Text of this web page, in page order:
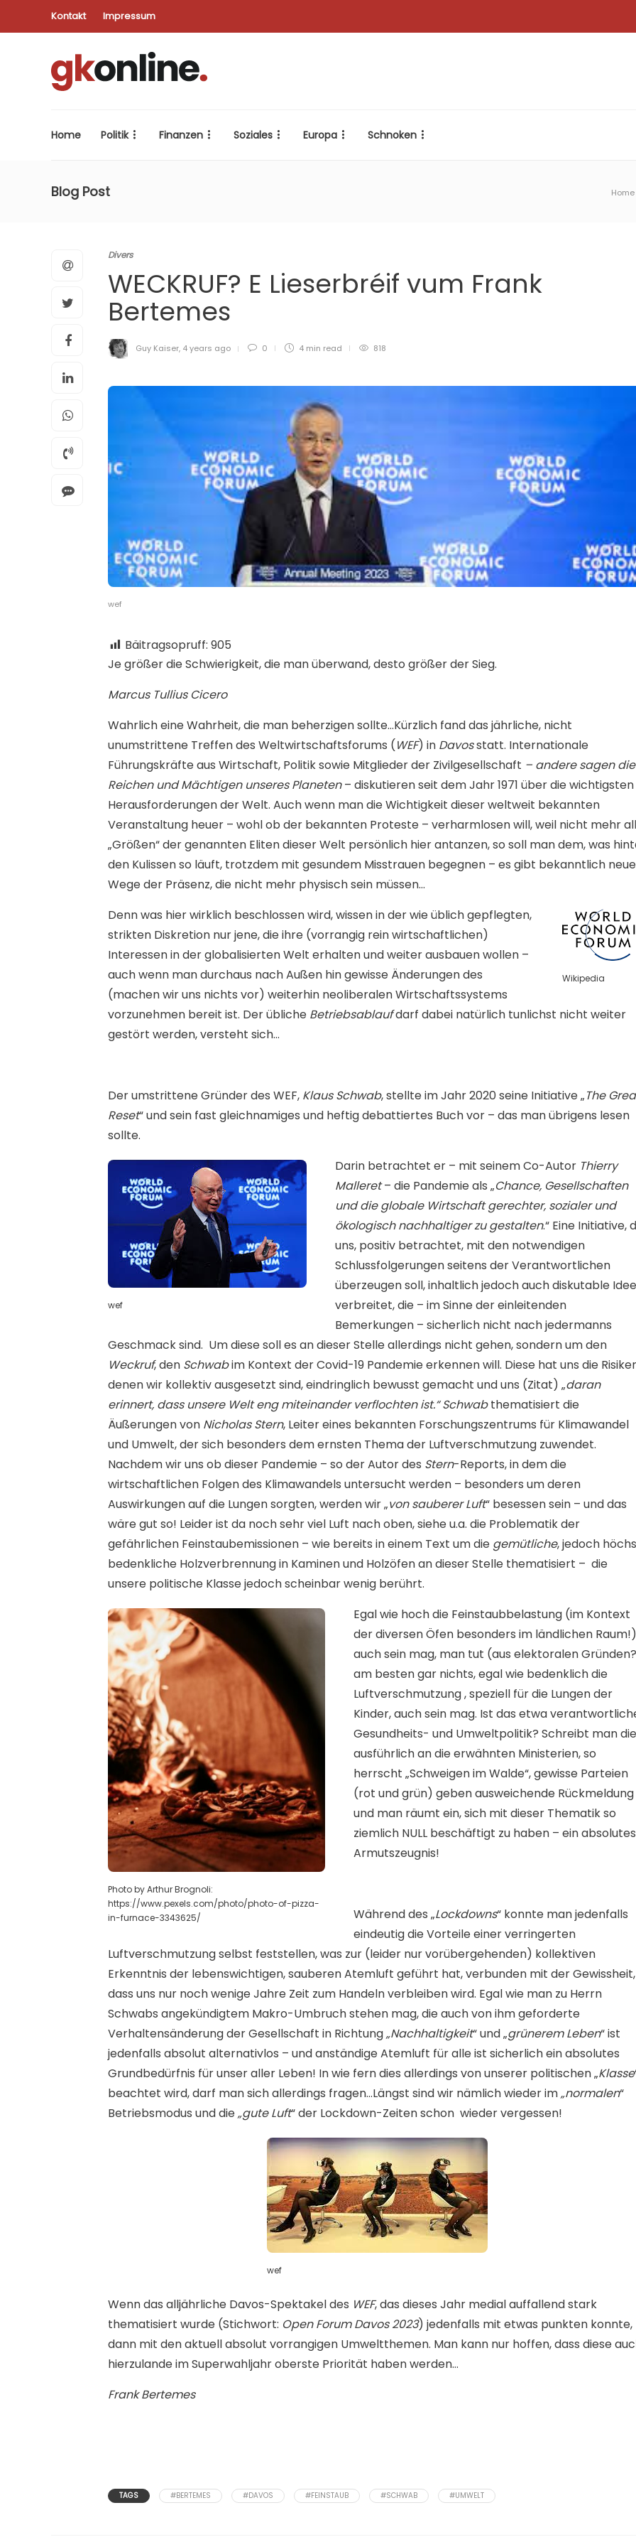
Kontakt Impressum
Home Politik Finanzen Soziales Europa Schnoken
Blog Post Home
Divers
WECKRUF? E Lieserbréif vum Frank
Bertemes
Guy Kaiser, 4 years ago 0 4 min read 818
wef
Bäitragsopruff: 905
Je größer die Schwierigkeit, die man überwand, desto größer der Sieg.
Marcus Tullius Cicero
Wahrlich eine Wahrheit, die man beherzigen sollte…Kürzlich fand das jährliche, nicht
unumstrittene Treffen des Weltwirtschaftsforums (WEF) in Davosstatt. Internationale
Führungskräfte aus Wirtschaft, Politik sowie Mitglieder der Zivilgesellschaft – andere sagen die
Reichen und Mächtigen unseres Planeten– diskutieren seit dem Jahr 1971 über die wichtigsten
Herausforderungen der Welt. Auch wenn man die Wichtigkeit dieser weltweit bekannten
Veranstaltung heuer – wohl ob der bekannten Proteste – verharmlosen will, weil nicht mehr
„Größen“ der genannten Eliten dieser Welt persönlich hier antanzen, so soll man dem, was
den Kulissen so läuft, trotzdem mit gesundem Misstrauen begegnen – es gibt bekanntlich neue
Wege der Präsenz, die nicht mehr physisch sein müssen…
Wikipedia
Denn was hier wirklich beschlossen wird, wissen in der wie üblich gepflegten,
strikten Diskretion nur jene, die ihre (vorrangig rein wirtschaftlichen)
Interessen in der globalisierten Welt erhalten und weiter ausbauen wollen –
auch wenn man durchaus nach Außen hin gewisse Änderungen des
(machen wir uns nichts vor) weiterhin neoliberalen Wirtschaftssystems
vorzunehmen bereit ist. Der übliche Betriebsablaufdarf dabei natürlich tunlichst nicht weiter
gestört werden, versteht sich…
Der umstrittene Gründer des WEF, Klaus Schwab, stellte im Jahr 2020 seine Initiative „The
Reset“ und sein fast gleichnamiges und heftig debattiertes Buch vor – das man übrigens lesen
sollte.
wef
Darin betrachtet er – mit seinem Co-Autor Thierry
Malleret– die Pandemie als „Chance, Gesellschaften
und die globale Wirtschaft gerechter, sozialer und
ökologisch nachhaltiger zu gestalten.“ Eine Initiative,
uns, positiv betrachtet, mit den notwendigen
Schlussfolgerungen seitens der Verantwortlichen
überzeugen soll, inhaltlich jedoch auch diskutable
verbreitet, die – im Sinne der einleitenden
Bemerkungen – sicherlich nicht nach jedermanns
Geschmack sind. Um diese soll es an dieser Stelle allerdings nicht gehen, sondern um den
Weckruf, den Schwabim Kontext der Covid-19 Pandemie erkennen will. Diese hat uns die
denen wir kollektiv ausgesetzt sind, eindringlich bewusst gemacht und uns (Zitat) „daran
erinnert, dass unsere Welt eng miteinander verflochten ist.“ Schwabthematisiert die
Äußerungen von Nicholas Stern, Leiter eines bekannten Forschungszentrums für Klimawandel
und Umwelt, der sich besonders dem ernsten Thema der Luftverschmutzung zuwendet.
Nachdem wir uns ob dieser Pandemie – so der Autor des Stern-Reports, in dem die
wirtschaftlichen Folgen des Klimawandels untersucht werden – besonders um deren
Auswirkungen auf die Lungen sorgten, werden wir „von sauberer Luft“ besessen sein – und das
wäre gut so! Leider ist da noch sehr viel Luft nach oben, siehe u.a. die Problematik der
gefährlichen Feinstaubemissionen – wie bereits in einem Text um die gemütliche, jedoch
bedenkliche Holzverbrennung in Kaminen und Holzöfen an dieser Stelle thematisiert – die
unsere politische Klasse jedoch scheinbar wenig berührt.
Photo by Arthur Brognoli:
https://www.pexels.com/photo/photo-of-pizza-
in-furnace-3343625/
Egal wie hoch die Feinstaubbelastung (im Kontext
der diversen Öfen besonders im ländlichen Raum!)
auch sein mag, man tut (aus elektoralen
am besten gar nichts, egal wie bedenklich die
Luftverschmutzung , speziell für die Lungen der
Kinder, auch sein mag. Ist das etwa
Gesundheits- und Umweltpolitik? Schreibt man
ausführlich an die erwähnten Ministerien, so
herrscht „Schweigen im Walde“, gewisse Parteien
(rot und grün) geben ausweichende Rückmeldung
und man räumt ein, sich mit dieser Thematik so
ziemlich NULL beschäftigt zu haben – ein absolutes
Armutszeugnis!
Während des „Lockdowns“ konnte man jedenfalls
eindeutig die Vorteile einer verringerten
Luftverschmutzung selbst feststellen, was zur (leider nur vorübergehenden) kollektiven
Erkenntnis der lebenswichtigen, sauberen Atemluft geführt hat, verbunden mit der Gewissheit,
dass uns nur noch wenige Jahre Zeit zum Handeln verbleiben wird. Egal wie man zu Herrn
Schwabs angekündigtem Makro-Umbruch stehen mag, die auch von ihm geforderte
Verhaltensänderung der Gesellschaft in Richtung„Nachhaltigkeit“ und „grünerem Leben“ ist
jedenfalls absolut alternativlos – und anständige Atemluft für alle ist sicherlich ein absolutes
Grundbedürfnis für unser aller Leben! In wie fern dies allerdings von unserer politischen „Klasse
beachtet wird, darf man sich allerdings fragen…Längst sind wir nämlich wieder im„normalen“
Betriebsmodus und die„gute Luft“ der Lockdown-Zeiten schon wieder vergessen!
wef
Wenn das alljährliche Davos-Spektakel des WEF, das dieses Jahr medial auffallend stark
thematisiert wurde (Stichwort: Open Forum Davos 2023) jedenfalls mit etwas punkten konnte,
dann mit den aktuell absolut vorrangigen Umweltthemen. Man kann nur hoffen, dass diese
hierzulande im Superwahljahr oberste Priorität haben werden…
Frank Bertemes
TAGS #BERTEMES #DAVOS #FEINSTAUB #SCHWAB #UMWELT